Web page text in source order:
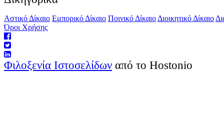
Αστικό Δίκαιο Εμπορικό Δίκαιο Ποινικό Δίκαιο Διοικητικό Δίκαιο
Όροι Χρήσης
Φιλοξενία Ιστοσελίδων από το Hostonio